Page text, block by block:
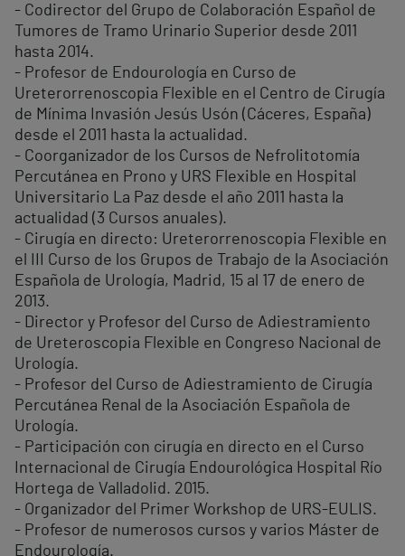
- Codirector del Grupo de Colaboración Español de
Tumores de Tramo Urinario Superior desde 2011
hasta 2014.
- Profesor de Endourología en Curso de
Ureterorrenoscopia Flexible en el Centro de Cirugía
de Mínima Invasión Jesús Usón (Cáceres, España)
desde el 2011 hasta la actualidad.
- Coorganizador de los Cursos de Nefrolitotomía
Percutánea en Prono y URS Flexible en Hospital
Universitario La Paz desde el año 2011 hasta la
actualidad (3 Cursos anuales).
- Cirugía en directo: Ureterorrenoscopia Flexible en
el III Curso de los Grupos de Trabajo de la Asociación
Española de Urología, Madrid, 15 al 17 de enero de
2013.
- Director y Profesor del Curso de Adiestramiento
de Ureteroscopia Flexible en Congreso Nacional de
Urología.
- Profesor del Curso de Adiestramiento de Cirugía
Percutánea Renal de la Asociación Española de
Urología.
- Participación con cirugía en directo en el Curso
Internacional de Cirugía Endourológica Hospital Río
Hortega de Valladolid. 2015.
- Organizador del Primer Workshop de URS-EULIS.
- Profesor de numerosos cursos y varios Máster de
Endourología.